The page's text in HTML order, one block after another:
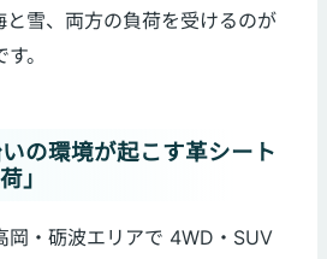
と雪、両方の負荷を受けるのが
。
の環境が起こす革シート
」
岡・砺波エリアで 4WD・SUV